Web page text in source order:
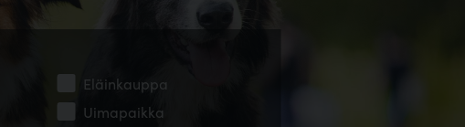
Eläinkauppa
Uimapaikka